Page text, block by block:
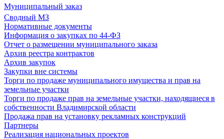
Муниципальный заказ
Сводный МЗ
Нормативные документы
Информация о закупках по 44-ФЗ
Отчет о размещении муниципального заказа
Архив реестра контрактов
Архив закупок
Закупки вне системы
Торги по продаже муниципального имущества и прав на
земельные участки
Торги по продаже прав на земельные участки, находящиеся в
собственности Владимирской области
Продажа прав на установку рекламных конструкций
Партнеры
Реализация национальных проектов